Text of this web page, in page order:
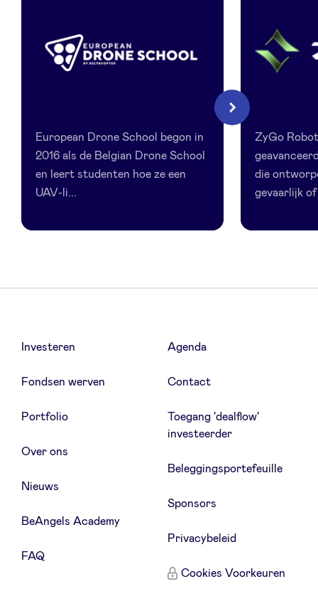
School
European Drone School begon in
2016 als de Belgian Drone School
en leert studenten hoe ze een
UAV-li...
ZyGo
die
gevaarlijk
Volgende
Investeren
Fondsen werven
Portfolio
Over ons
Nieuws
BeAngels Academy
FAQ
Agenda
Contact
Toegang 'dealflow'
investeerder
Beleggingsportefeuille
Sponsors
Privacybeleid
Cookies Voorkeuren